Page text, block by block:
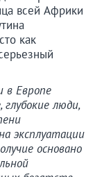
всей Африки
как
в Европе
люди,
эксплуатации
основано